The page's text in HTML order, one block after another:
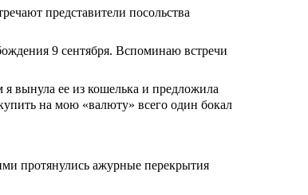
представители посольства
9 сентября. Вспоминаю встречи
вынула ее из кошелька и предложила
на мою «валюту» всего один бокал
протянулись ажурные перекрытия